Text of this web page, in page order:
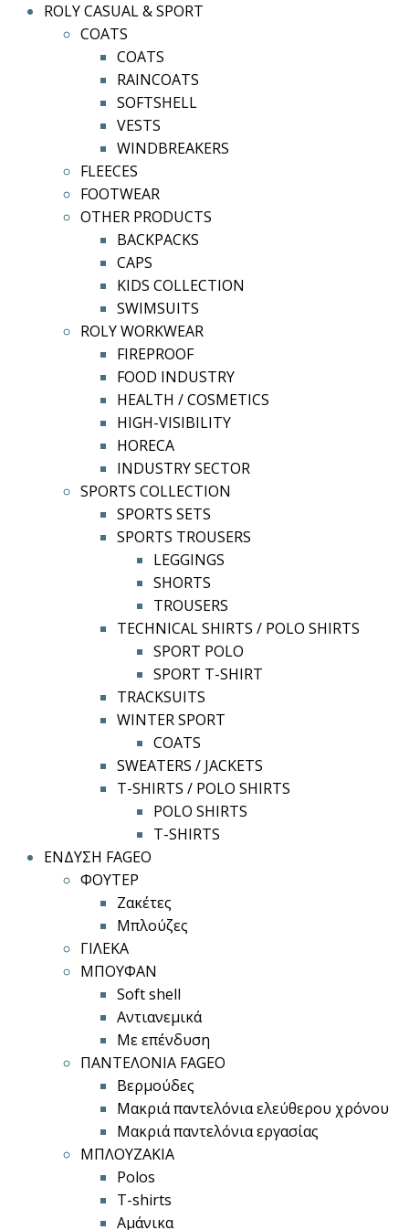
ROLY CASUAL & SPORT
COATS
COATS
RAINCOATS
SOFTSHELL
VESTS
WINDBREAKERS
FLEECES
FOOTWEAR
OTHER PRODUCTS
BACKPACKS
CAPS
KIDS COLLECTION
SWIMSUITS
ROLY WORKWEAR
FIREPROOF
FOOD INDUSTRY
HEALTH / COSMETICS
HIGH-VISIBILITY
HORECA
INDUSTRY SECTOR
SPORTS COLLECTION
SPORTS SETS
SPORTS TROUSERS
LEGGINGS
SHORTS
TROUSERS
TECHNICAL SHIRTS / POLO SHIRTS
SPORT POLO
SPORT T-SHIRT
TRACKSUITS
WINTER SPORT
COATS
SWEATERS / JACKETS
T-SHIRTS / POLO SHIRTS
POLO SHIRTS
T-SHIRTS
ΕΝΔΥΣΗ FAGEO
ΦΟΥΤΕΡ
Ζακέτες
Μπλούζες
ΓΙΛΕΚΑ
ΜΠΟΥΦΑΝ
Soft shell
Αντιανεμικά
Με επένδυση
ΠΑΝΤΕΛΟΝΙΑ FAGEO
Βερμούδες
Μακριά παντελόνια ελεύθερου χρόνου
Μακριά παντελόνια εργασίας
ΜΠΛΟΥΖΑΚΙΑ
Polos
T-shirts
Αμάνικα